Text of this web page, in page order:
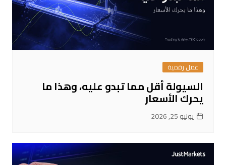
عمل رقمية
السيولة أقل مما تبدو عليه، وهذا ما
يحرك الأسعار
يونيو 25, 2026